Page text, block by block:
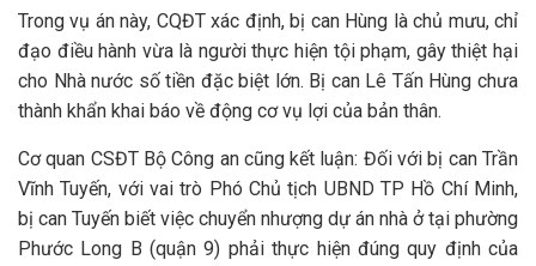
Trong vụ án này, CQĐT xác định, bị can Hùng là chủ mưu, chỉ
đạo điều hành vừa là người thực hiện tội phạm, gây thiệt hại
cho Nhà nước số tiền đặc biệt lớn. Bị can Lê Tấn Hùng chưa
thành khẩn khai báo về động cơ vụ lợi của bản thân.
Cơ quan CSĐT Bộ Công an cũng kết luận: Đối với bị can Trần
Vĩnh Tuyến, với vai trò Phó Chủ tịch UBND TP Hồ Chí Minh,
bị can Tuyến biết việc chuyển nhượng dự án nhà ở tại phường
Phước Long B (quận 9) phải thực hiện đúng quy định của